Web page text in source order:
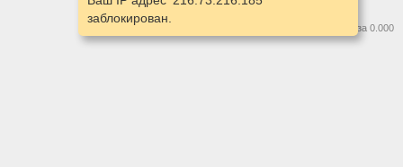
заблокирован.
Нашлось предложений: 0 за 0.000